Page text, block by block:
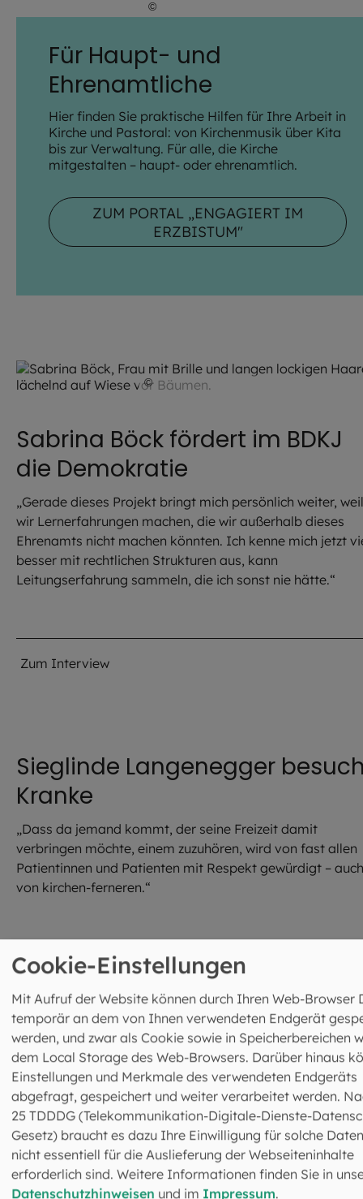
©
Für Haupt- und
Ehrenamtliche
Hier finden Sie praktische Hilfen für Ihre Arbeit in
Kirche und Pastoral: von Kirchenmusik über Kita
bis zur Verwaltung. Für alle, die Kirche
mitgestalten – haupt- oder ehrenamtlich.
ZUM PORTAL „ENGAGIERT IM
ERZBISTUM"
© Sabrina Böck / privat
Sabrina Böck fördert im BDKJ
die Demokratie
„Gerade dieses Projekt bringt mich persönlich weiter, weil
wir Lernerfahrungen machen, die wir außerhalb dieses
Ehrenamts nicht machen könnten. Ich kenne mich jetzt
besser mit rechtlichen Strukturen aus, kann
Leitungserfahrung sammeln, die ich sonst nie hätte.“
Zum Interview
Korbinian Bauer / SMB
Sieglinde Langenegger
Kranke
„Dass da jemand kommt, der seine Freizeit damit
verbringen möchte, einem zuzuhören, wird von fast allen
Patientinnen und Patienten mit Respekt gewürdigt – auch
von kirchen-ferneren.“
Mehr erfahren
© Inge Holzner
Cookie-Einstellungen
Mit Aufruf der Website können durch Ihren Web-Browser
temporär an dem von Ihnen verwendeten Endgerät
werden, und zwar als Cookie sowie in Speicherbereichen
dem Local Storage des Web-Browsers. Darüber hinaus
Einstellungen und Merkmale des verwendeten Endgeräts
abgefragt, gespeichert und weiter verarbeitet werden.
25 TDDDG (Telekommunikation-Digitale-Dienste-
Gesetz) braucht es dazu Ihre Einwilligung für solche
nicht essentiell für die Auslieferung der Webseiteninhalte
erforderlich sind. Weitere Informationen finden Sie in
Datenschutzhinweisen und im Impressum.